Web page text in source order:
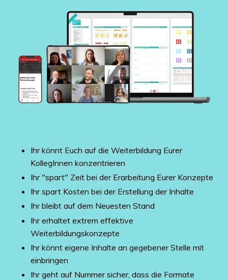
Ihr könnt Euch auf die Weiterbildung Eurer
KollegInnen konzentrieren
Ihr "spart" Zeit bei der Erarbeitung Eurer Konzepte
Ihr spart Kosten bei der Erstellung der Inhalte
Ihr bleibt auf dem Neuesten Stand
Ihr erhaltet extrem effektive
Weiterbildungskonzepte
Ihr könnt eigene Inhalte an gegebener Stelle mit
einbringen
Ihr geht auf Nummer sicher, dass die Formate